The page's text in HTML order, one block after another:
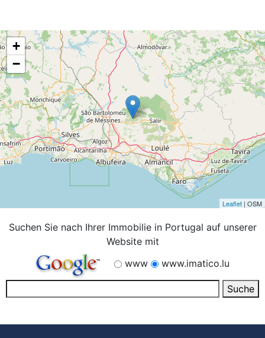
+
−
Leaflet | OSM
Suchen Sie nach Ihrer Immobilie in Portugal auf unserer
Website mit
www
www.imatico.lu